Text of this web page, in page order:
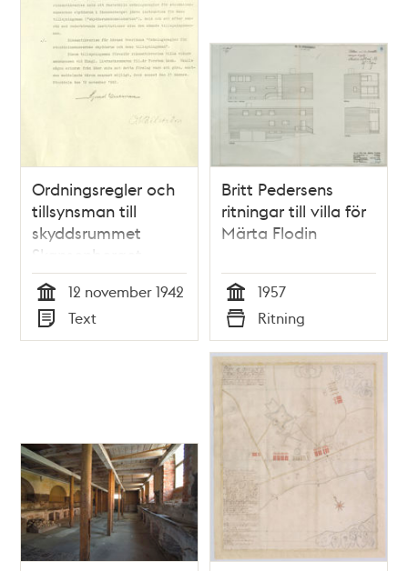
Ordningsregler och
tillsynsman till
skyddsrummet
Skansenberget
under andra
världskriget
Tid
12 november 1942
Typ
Text
Britt Pedersens
ritningar till villa för
Märta Flodin
Tid
1957
Typ
Ritning